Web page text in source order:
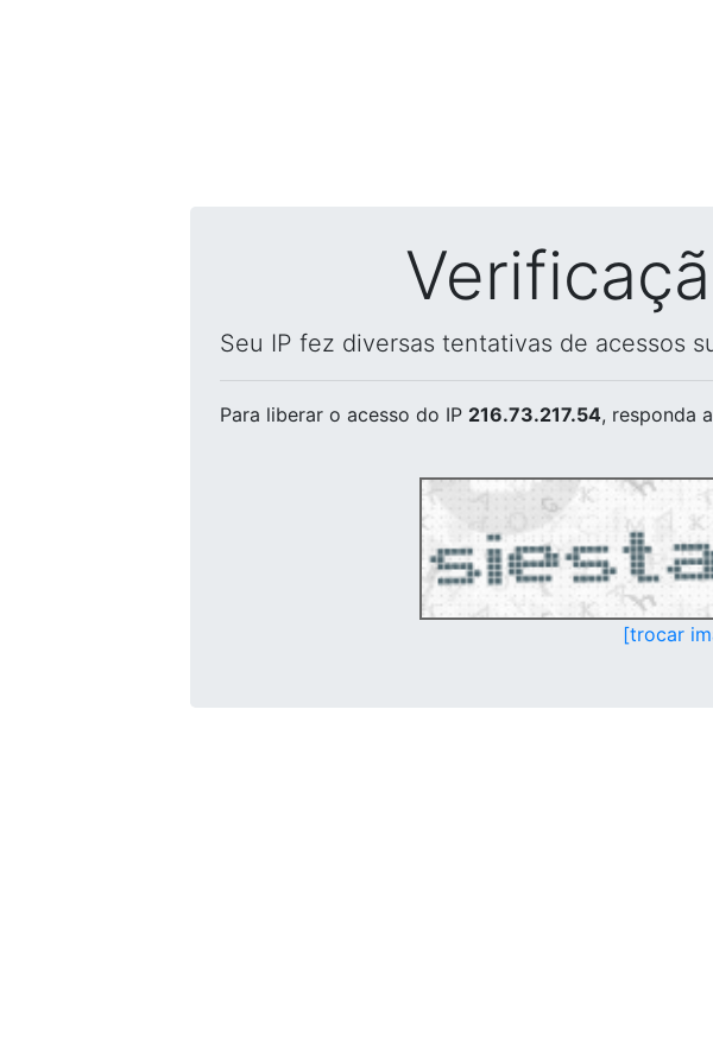
Seu IP fez diversas tentativas de acessos
Para liberar o acesso do IP 216.73.217.54, responda
[trocar